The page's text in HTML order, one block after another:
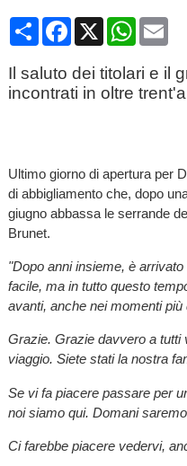
CondividiFacebook
X
Il saluto dei titolari e il
incontrati in oltre
Ultimo giorno di apertura per
di abbigliamento che, dopo
giugno abbassa le serrande
Brunet.
"Dopo anni insieme, è
facile, ma in tutto questo
avanti, anche nei momenti più
Grazie. Grazie davvero a tutti
viaggio. Siete stati la nostra
Se vi fa piacere passare per
noi siamo qui. Domani
Ci farebbe piacere vedervi,